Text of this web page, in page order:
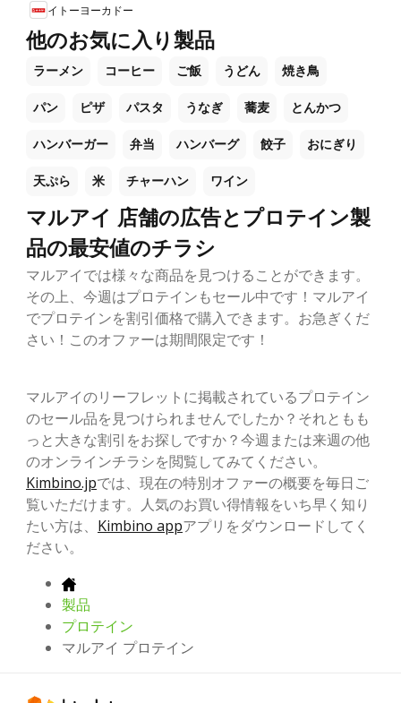
イトーヨーカドー
他のお気に入り製品
ラーメン コーヒー ご飯 うどん 焼き鳥
パン ピザ パスタ うなぎ 蕎麦 とんかつ
ハンバーガー 弁当 ハンバーグ 餃子 おにぎり
天ぷら 米 チャーハン ワイン
マルアイ 店舗の広告とプロテイン製
品の最安値のチラシ
マルアイでは様々な商品を見つけることができます。
その上、今週はプロテインもセール中です！マルアイ
でプロテインを割引価格で購入できます。お急ぎくだ
さい！このオファーは期間限定です！
マルアイのリーフレットに掲載されているプロテイン
のセール品を見つけられませんでしたか？それともも
っと大きな割引をお探しですか？今週または来週の他
のオンラインチラシを閲覧してみてください。
Kimbino.jpでは、現在の特別オファーの概要を毎日ご
覧いただけます。人気のお買い得情報をいち早く知り
たい方は、 Kimbino appアプリをダウンロードしてく
ださい。
製品
プロテイン
マルアイ プロテイン